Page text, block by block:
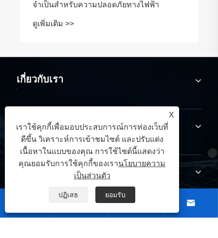
จำเป็นสำหรับความปลอดภัยทางไฟฟ้า
ดูเพิ่มเติม >>
เกี่ยวกับเรา
สินค้า
ติดต่อเรา
ตามเรามา
 
X
เราใช้คุกกี้เพื่อมอบประสบการณ์การท่องเว็บที่
ดีขึ้น วิเคราะห์การเข้าชมไซต์ และปรับแต่ง
เนื้อหาในแบบของคุณ การใช้ไซต์นี้แสดงว่า
คุณยอมรับการใช้คุกกี้ของเรานโยบายความ
เป็นส่วนตัว
ปฏิเสธ ยอมรับ